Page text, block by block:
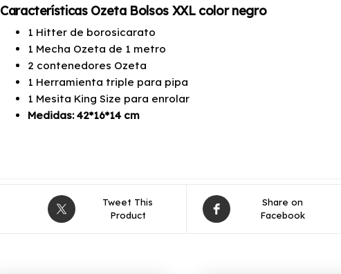
Características Ozeta Bolsos XXL color negro
1 Hitter de borosicarato
1 Mecha Ozeta de 1 metro
2 contenedores Ozeta
1 Herramienta triple para pipa
1 Mesita King Size para enrolar
Medidas: 42*16*14 cm
Tweet This
Product
Share on
Facebook